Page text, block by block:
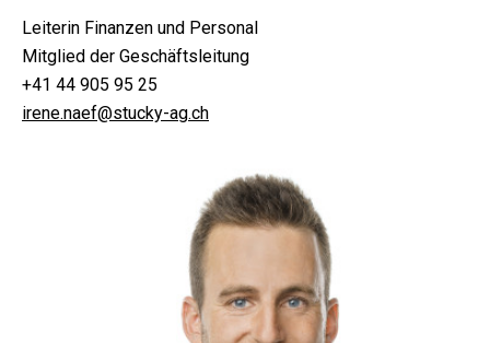
Leiterin Finanzen und Personal
Mitglied der Geschäftsleitung
+41 44 905 95 25
irene.naef@stucky-ag.ch